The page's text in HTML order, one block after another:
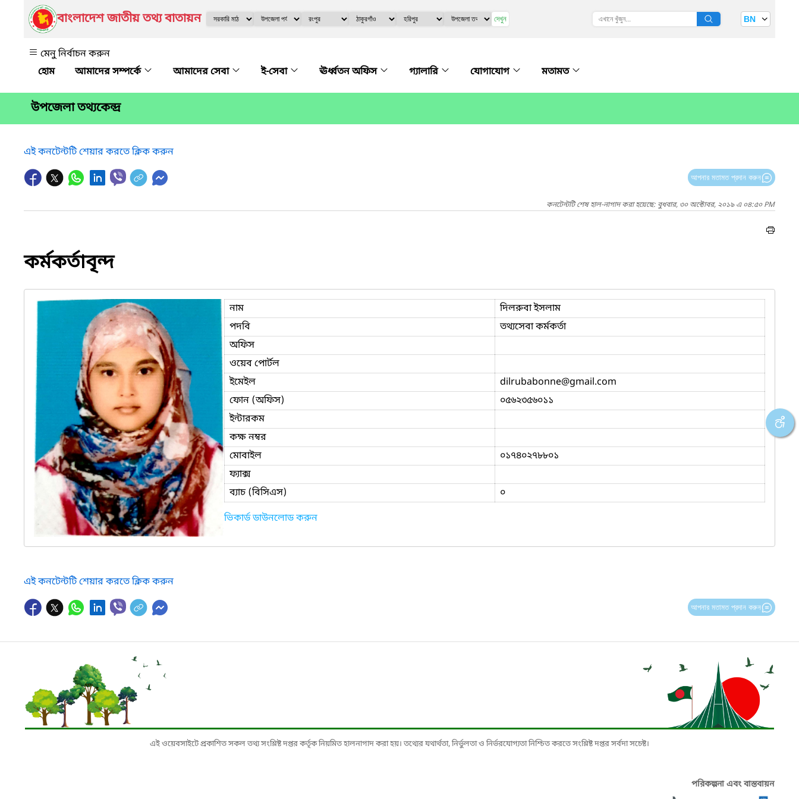
বাংলাদেশ জাতীয় তথ্য বাতায়ন দেখুন BN
মেনু নির্বাচন করুন
আমাদের সম্পর্কে
আমাদের সেবা ই-সেবা ঊর্ধ্বতন অফিস গ্যালারি যোগাযোগ মতামত
উপজেলা তথ্যকেন্দ্র
এই কনটেন্টটি শেয়ার করতে ক্লিক করুন
আপনার মতামত প্রদান করুন
কনটেন্টটি শেষ হাল-নাগাদ করা হয়েছে: বুধবার, ৩০ অক্টোবর, ২০১৯ এ ০৪:৫০ PM
কর্মকর্তাবৃন্দ
নাম
দিলরুবা ইসলাম
পদবি
তথ্যসেবা কর্মকর্তা
অফিস
ওয়েব পোর্টল
ইমেইল
dilrubabonne@gmail.com
ফোন (অফিস)
০৫৬২৩৫৬০১১
ইন্টারকম
কক্ষ নম্বর
মোবাইল
০১৭৪০২৭৮৮০১
ফ্যাক্স
ব্যাচ (বিসিএস)
০
ভিকার্ড ডাউনলোড করুন
এই কনটেন্টটি শেয়ার করতে ক্লিক করুন
আপনার মতামত প্রদান করুন
এই ওয়েবসাইটে প্রকাশিত সকল তথ্য সংশ্লিষ্ট দপ্তর কর্তৃক নিয়মিত হালনাগাদ করা হয়। তথ্যের যথার্থতা, নির্ভুলতা ও নির্ভরযোগ্যতা নিশ্চিত করতে সংশ্লিষ্ট দপ্তর সর্বদা সচেষ্ট।
পরিকল্পনা এবং বাস্তবায়ন